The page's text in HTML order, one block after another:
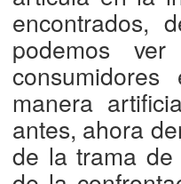
encontrados,
podemos
manera
antes, ahora
de la trama de